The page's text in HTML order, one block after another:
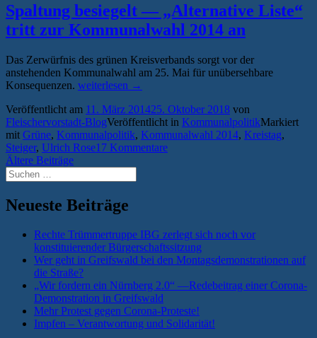
Spaltung besiegelt — „Alternative Liste“
tritt zur Kommunalwahl 2014 an
Das Zerwürfnis des grünen Kreisverbands sorgt vor der
anstehenden Kommunalwahl am 25. Mai für unübersehbare
Konsequenzen. „Spaltung
—
„Alternative
Liste“
tritt
an“
weiterlesen →
Veröffentlicht am 11. März 201425. Oktober 2018 von
Fleischervorstadt-BlogVeröffentlicht in KommunalpolitikMarkiert
mit Grüne, Kommunalpolitik, Kommunalwahl 2014, Kreistag,
Steiger, Ulrich Rose17 Kommentare
Beitragsnavigation
Ältere Beiträge
Suchen
nach:
Neueste Beiträge
Rechte Trümmertruppe IBG zerlegt sich noch vor
konstituierender Bürgerschaftssitzung
Wer geht in Greifswald bei den Montagsdemonstrationen auf
die Straße?
„Wir fordern ein Nürnberg 2.0“ —Redebeitrag einer Corona-
Demonstration in Greifswald
Mehr Protest gegen Corona-Proteste!
Impfen – Verantwortung und Solidarität!